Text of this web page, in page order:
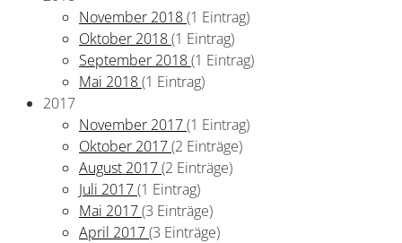
November 2018(1 Eintrag)
Oktober 2018(1 Eintrag)
September 2018(1 Eintrag)
Mai 2018(1 Eintrag)
2017
November 2017(1 Eintrag)
Oktober 2017(2 Einträge)
August 2017(2 Einträge)
Juli 2017(1 Eintrag)
Mai 2017(3 Einträge)
April 2017(3 Einträge)